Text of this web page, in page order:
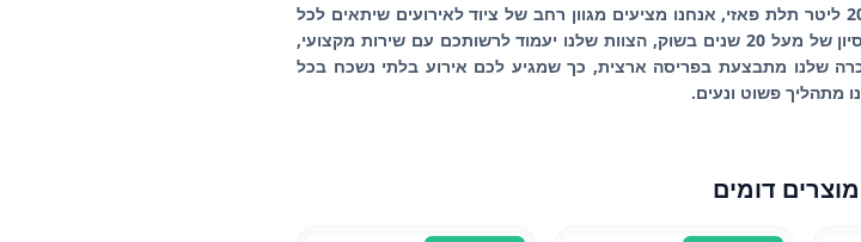
עם מוצרים כגון צ'יפסר 8-10 ליטר חד פאזי וצ'יפסר רצפתי 20 ליטר תלת פאזי, אנחנו מציעים מגוון רחב של ציוד לאירועים שיתאים לכל
צורך, בין אם זה מסיבת חברה, חתונה או פסטיבל. בעזרת ניסיון של מעל 20 שנים בשוק, הצוות שלנו יעמוד לרשותכם עם שירות מקצועי,
שלנו מתבצעת בפריסה ארצית, כך שמגיע לכם אירוע בלתי נשכח בכל
מתהליך פשוט ונעים.
דומים